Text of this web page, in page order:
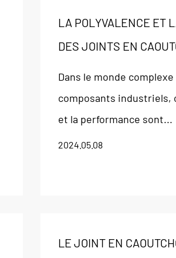
LA POLYVALENCE ET
DES JOINTS EN
Dans le monde complexe
composants industriels,
et la performance sont...
2024.05.08
LE JOINT EN